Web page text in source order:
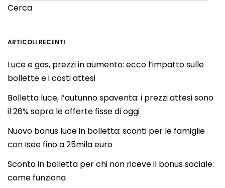
Cerca
ARTICOLI RECENTI
Luce e gas, prezzi in aumento: ecco l’impatto sulle
bollette e i costi attesi
Bolletta luce, l’autunno spaventa: i prezzi attesi sono
il 26% sopra le offerte fisse di oggi
Nuovo bonus luce in bolletta: sconti per le famiglie
con Isee fino a 25mila euro
Sconto in bolletta per chi non riceve il bonus sociale:
come funziona